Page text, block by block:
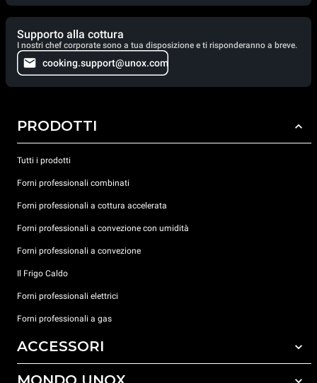
Supporto alla cottura
I nostri chef corporate sono a tua disposizione e ti risponderanno a breve.
cooking.support@unox.com
PRODOTTI
Tutti i prodotti
Forni professionali combinati
Forni professionali a cottura accelerata
Forni professionali a convezione con umidità
Forni professionali a convezione
Il Frigo Caldo
Forni professionali elettrici
Forni professionali a gas
ACCESSORI
Tutti gli accessori